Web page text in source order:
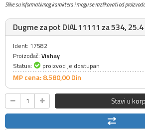
Slike su informativnog karaktera i mogu se razlikovati od
Dugme za pot DIAL11111 za 534,
Ident: 17582
Proizođač: Vishay
Status:
proizvod je dostupan
MP cena: 8.580,00Din
Stavi u